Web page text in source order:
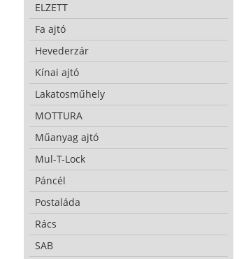
ELZETT
Fa ajtó
Hevederzár
Kínai ajtó
Lakatosműhely
MOTTURA
Műanyag ajtó
Mul-T-Lock
Páncél
Postaláda
Rács
SAB